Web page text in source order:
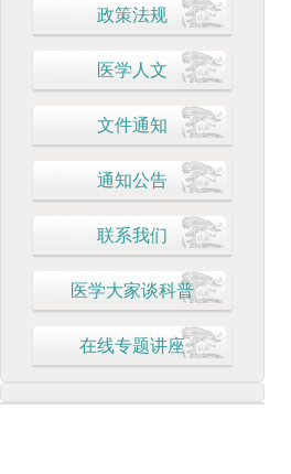
政策法规
医学人文
文件通知
通知公告
联系我们
医学大家谈科普
在线专题讲座